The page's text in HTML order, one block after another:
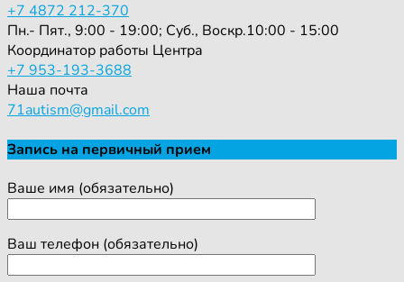
+7 4872 212-370
Пн.- Пят., 9:00 - 19:00; Суб., Воскр.10:00 - 15:00
Координатор работы Центра
+7 953-193-3688
Наша почта
71autism@gmail.com
Запись на первичный прием
Ваше имя (обязательно)
Ваш телефон (обязательно)